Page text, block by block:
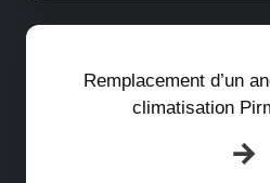
Remplacement d’un
climatisation